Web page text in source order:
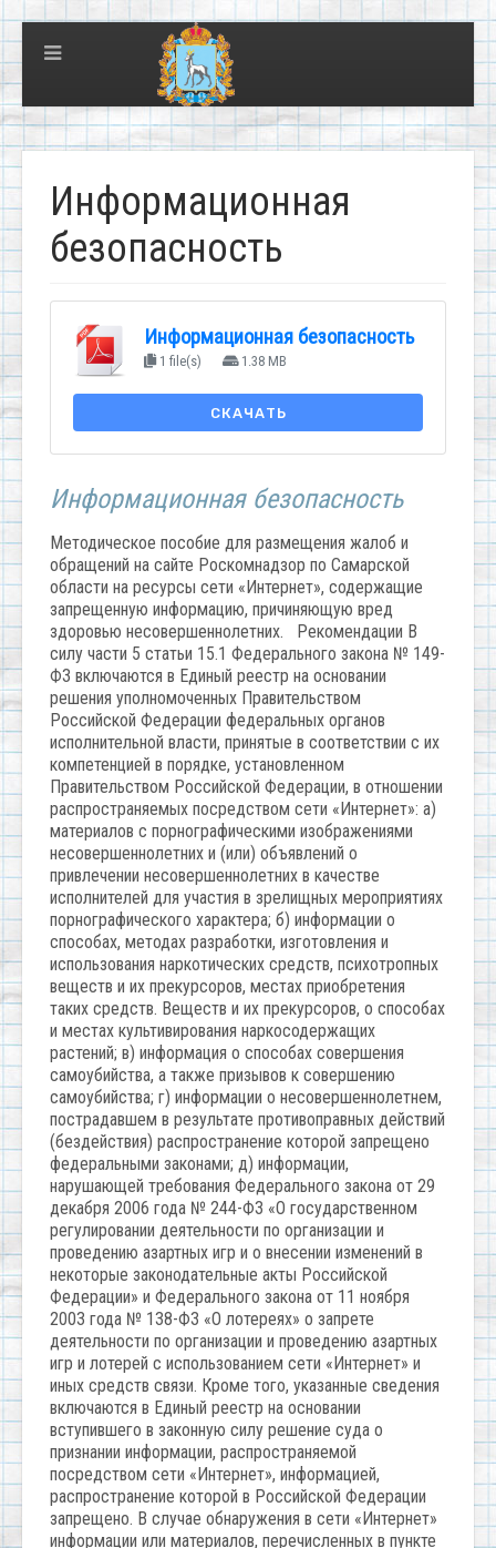
Информационная
безопасность
Информационная безопасность
1 file(s) 1.38 MB
СКАЧАТЬ
Информационная безопасность
Методическое пособие для размещения жалоб и
обращений на сайте Роскомнадзор по Самарской
области на ресурсы сети «Интернет», содержащие
запрещенную информацию, причиняющую вред
здоровью несовершеннолетних. Рекомендации В
силу части 5 статьи 15.1 Федерального закона № 149-
ФЗ включаются в Единый реестр на основании
решения уполномоченных Правительством
Российской Федерации федеральных органов
исполнительной власти, принятые в соответствии с их
компетенцией в порядке, установленном
Правительством Российской Федерации, в отношении
распространяемых посредством сети «Интернет»: а)
материалов с порнографическими изображениями
несовершеннолетних и (или) объявлений о
привлечении несовершеннолетних в качестве
исполнителей для участия в зрелищных мероприятиях
порнографического характера; б) информации о
способах, методах разработки, изготовления и
использования наркотических средств, психотропных
веществ и их прекурсоров, местах приобретения
таких средств. Веществ и их прекурсоров, о способах
и местах культивирования наркосодержащих
растений; в) информация о способах совершения
самоубийства, а также призывов к совершению
самоубийства; г) информации о несовершеннолетнем,
пострадавшем в результате противоправных действий
(бездействия) распространение которой запрещено
федеральными законами; д) информации,
нарушающей требования Федерального закона от 29
декабря 2006 года № 244-ФЗ «О государственном
регулировании деятельности по организации и
проведению азартных игр и о внесении изменений в
некоторые законодательные акты Российской
Федерации» и Федерального закона от 11 ноября
2003 года № 138-ФЗ «О лотереях» о запрете
деятельности по организации и проведению азартных
игр и лотерей с использованием сети «Интернет» и
иных средств связи. Кроме того, указанные сведения
включаются в Единый реестр на основании
вступившего в законную силу решение суда о
признании информации, распространяемой
посредством сети «Интернет», информацией,
распространение которой в Российской Федерации
запрещено. В случае обнаружения в сети «Интернет»
информации или материалов, перечисленных в пункте